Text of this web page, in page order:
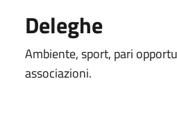
Deleghe
Ambiente, sport, pari
associazioni.